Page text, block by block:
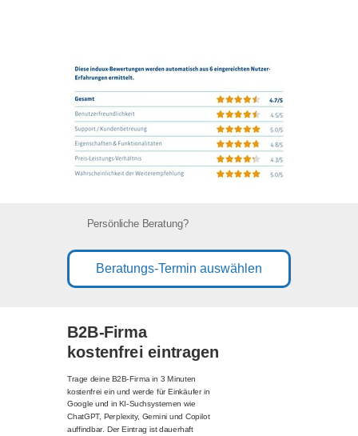
Beratungs-Termin auswählen
Persönliche Beratung?
B2B-Firma
kostenfrei eintragen
Trage deine B2B-Firma in 3 Minuten
kostenfrei ein und werde für Einkäufer in
Google und in KI-Suchsystemen wie
ChatGPT, Perplexity, Gemini und Copilot
auffindbar. Der Eintrag ist dauerhaft